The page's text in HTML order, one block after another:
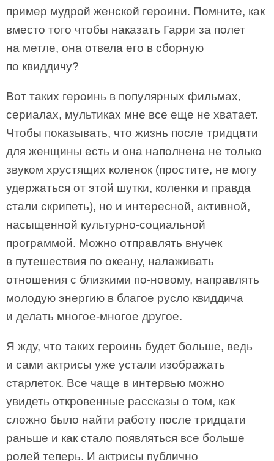
пример мудрой женской героини. Помните, как
вместо того чтобы наказать Гарри за полет
на метле, она отвела его в сборную
по квиддичу?
Вот таких героинь в популярных фильмах,
сериалах, мультиках мне все еще не хватает.
Чтобы показывать, что жизнь после тридцати
для женщины есть и она наполнена не только
звуком хрустящих коленок (простите, не могу
удержаться от этой шутки, коленки и правда
стали скрипеть), но и интересной, активной,
насыщенной культурно-социальной
программой. Можно отправлять внучек
в путешествия по океану, налаживать
отношения с близкими по-новому, направлять
молодую энергию в благое русло квиддича
и делать многое-многое другое.
Я жду, что таких героинь будет больше, ведь
и сами актрисы уже устали изображать
старлеток. Все чаще в интервью можно
увидеть откровенные рассказы о том, как
сложно было найти работу после тридцати
раньше и как стало появляться все больше
ролей теперь. И актрисы публично